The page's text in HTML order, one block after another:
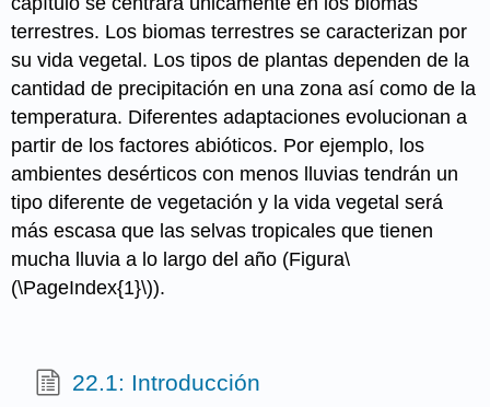
terrestres. Los biomas terrestres se caracterizan por
su vida vegetal. Los tipos de plantas dependen de la
cantidad de precipitación en una zona así como de la
temperatura. Diferentes adaptaciones evolucionan a
partir de los factores abióticos. Por ejemplo, los
ambientes desérticos con menos lluvias tendrán un
tipo diferente de vegetación y la vida vegetal será
más escasa que las selvas tropicales que tienen
mucha lluvia a lo largo del año (Figura\
(\PageIndex{1}\)).
22.1: Introducción